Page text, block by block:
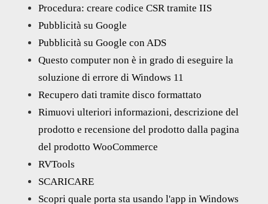
Procedura: creare codice CSR tramite IIS
Pubblicità su Google
Pubblicità su Google con ADS
Questo computer non è in grado di eseguire la
soluzione di errore di Windows 11
Recupero dati tramite disco formattato
Rimuovi ulteriori informazioni, descrizione del
prodotto e recensione del prodotto dalla pagina
del prodotto WooCommerce
RVTools
SCARICARE
Scopri quale porta sta usando l'app in Windows